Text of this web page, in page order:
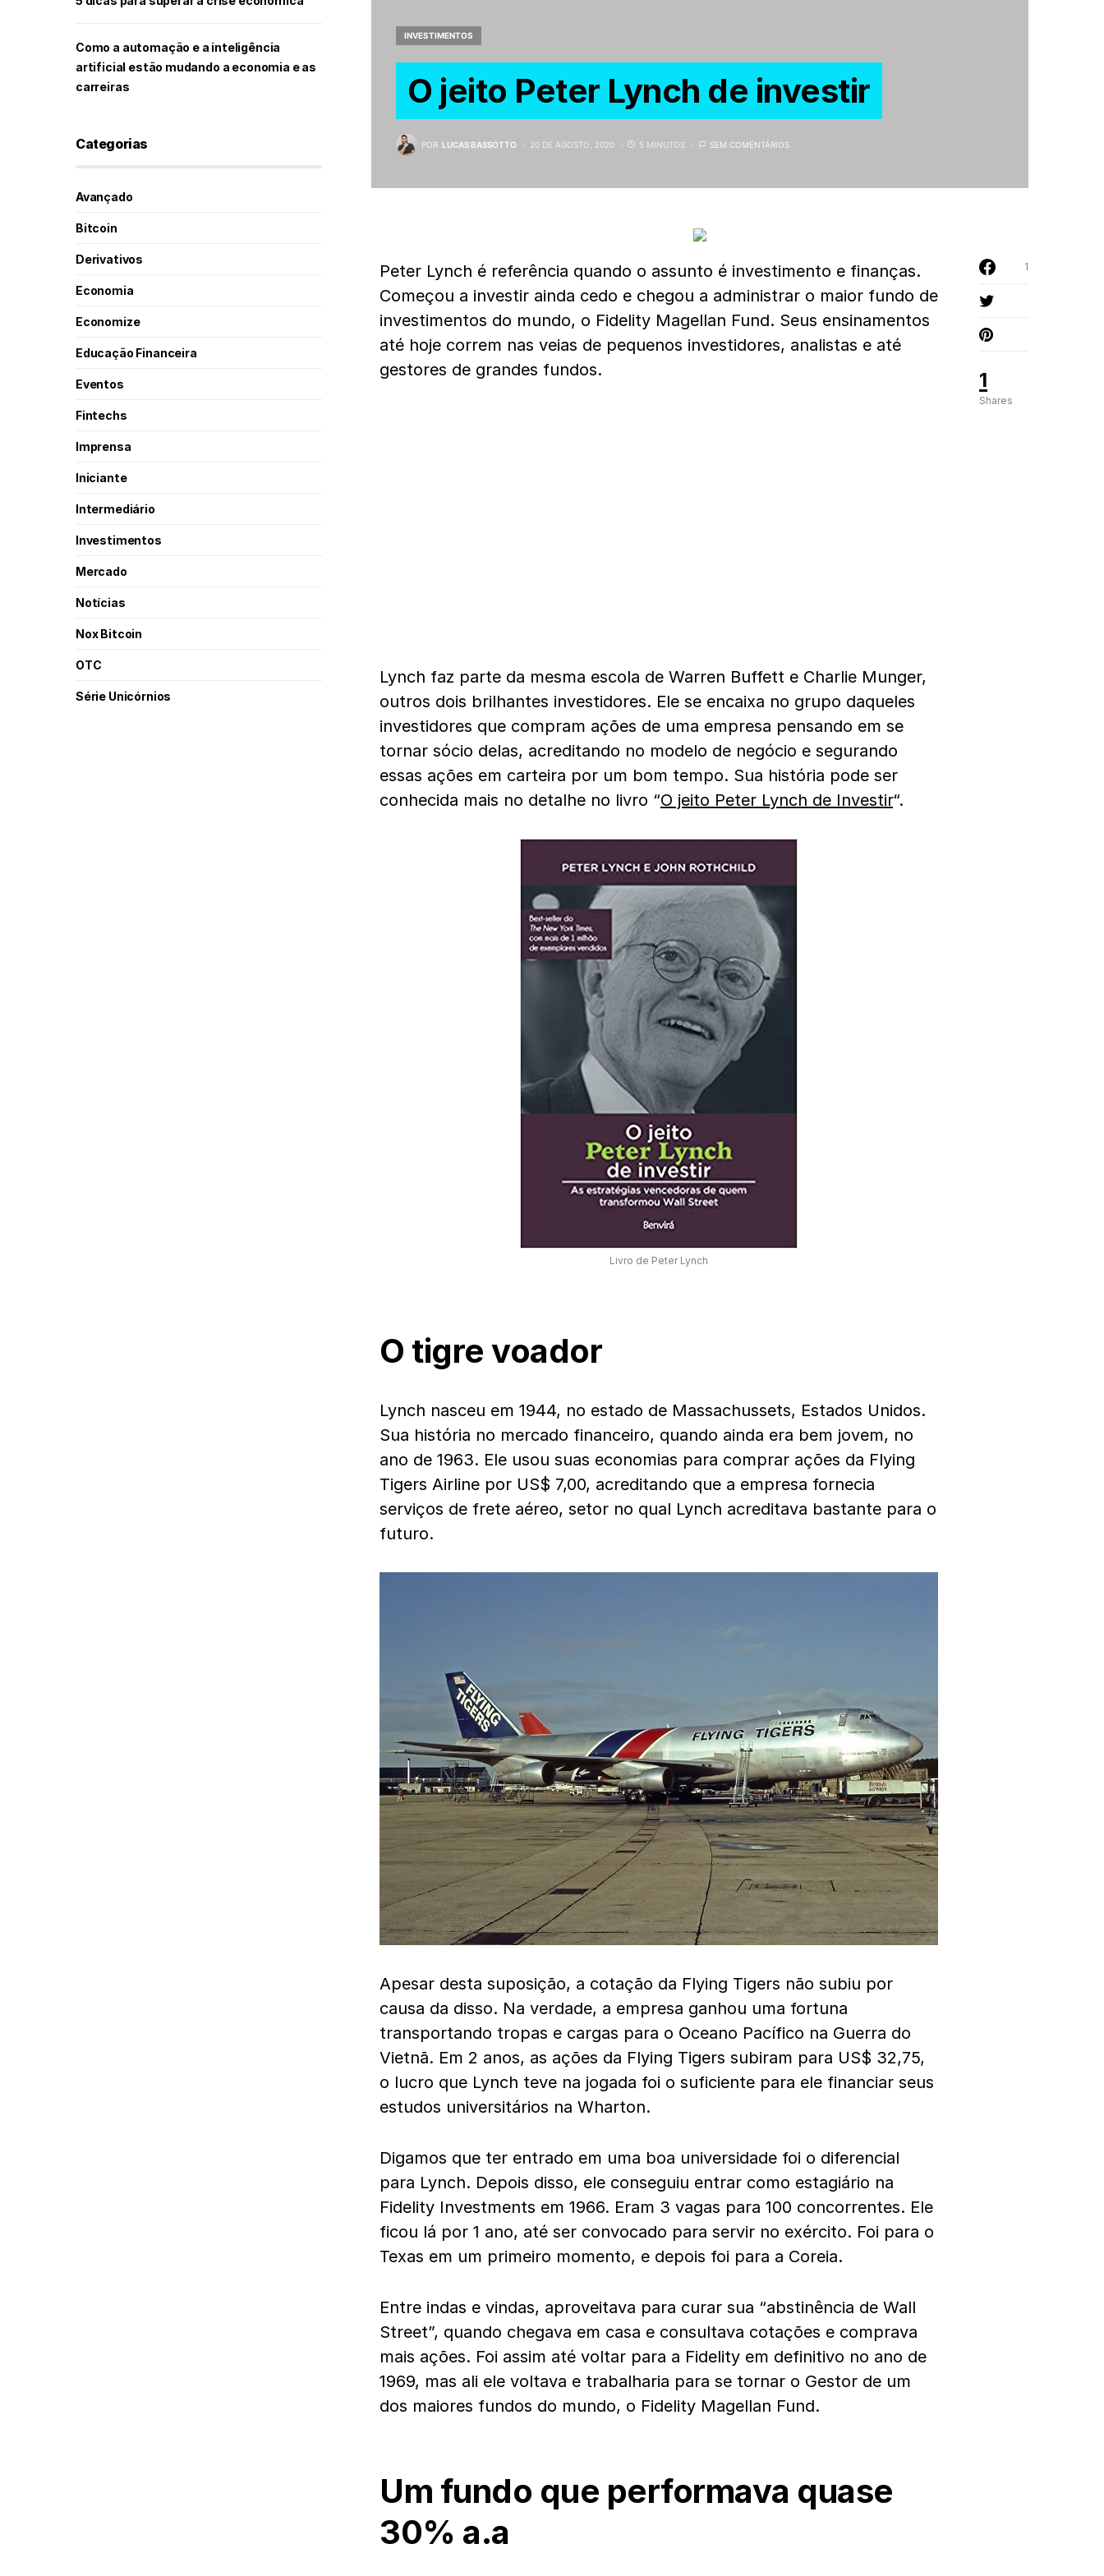
INVESTIMENTOS
O jeito Peter Lynch de investir
POR LUCAS BASSOTTO 20 DE AGOSTO, 2020 5 MINUTOS SEM COMENTÁRIOS
1
Shares
1
Peter Lynch é referência quando o assunto é investimento e finanças.
Começou a investir ainda cedo e chegou a administrar o maior fundo de
investimentos do mundo, o Fidelity Magellan Fund. Seus ensinamentos
até hoje correm nas veias de pequenos investidores, analistas e até
gestores de grandes fundos.
Lynch faz parte da mesma escola de Warren Buffett e Charlie Munger,
outros dois brilhantes investidores. Ele se encaixa no grupo daqueles
investidores que compram ações de uma empresa pensando em se
tornar sócio delas, acreditando no modelo de negócio e segurando
essas ações em carteira por um bom tempo. Sua história pode ser
conhecida mais no detalhe no livro “O jeito Peter Lynch de Investir“.
Livro de Peter Lynch
O tigre voador
Lynch nasceu em 1944, no estado de Massachussets, Estados Unidos.
Sua história no mercado financeiro, quando ainda era bem jovem, no
ano de 1963. Ele usou suas economias para comprar ações da Flying
Tigers Airline por US$ 7,00, acreditando que a empresa fornecia
serviços de frete aéreo, setor no qual Lynch acreditava bastante para o
futuro.
Apesar desta suposição, a cotação da Flying Tigers não subiu por
causa da disso. Na verdade, a empresa ganhou uma fortuna
transportando tropas e cargas para o Oceano Pacífico na Guerra do
Vietnã. Em 2 anos, as ações da Flying Tigers subiram para US$ 32,75,
o lucro que Lynch teve na jogada foi o suficiente para ele financiar seus
estudos universitários na Wharton.
Digamos que ter entrado em uma boa universidade foi o diferencial
para Lynch. Depois disso, ele conseguiu entrar como estagiário na
Fidelity Investments em 1966. Eram 3 vagas para 100 concorrentes. Ele
ficou lá por 1 ano, até ser convocado para servir no exército. Foi para o
Texas em um primeiro momento, e depois foi para a Coreia.
Entre indas e vindas, aproveitava para curar sua “abstinência de Wall
Street”, quando chegava em casa e consultava cotações e comprava
mais ações. Foi assim até voltar para a Fidelity em definitivo no ano de
1969, mas ali ele voltava e trabalharia para se tornar o Gestor de um
dos maiores fundos do mundo, o Fidelity Magellan Fund.
Um fundo que performava quase
30% a.a
Como a automação e a inteligência
artificial estão mudando a economia e as
carreiras
Categorias
Avançado
Bitcoin
Derivativos
Economia
Economize
Educação Financeira
Eventos
Fintechs
Imprensa
Iniciante
Intermediário
Investimentos
Mercado
Notícias
Nox Bitcoin
OTC
Série Unicórnios